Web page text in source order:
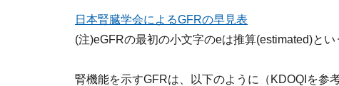
日本腎臓学会によるGFRの早見表
(注)eGFRの最初の小文字のeは推算(estimated)とい
腎機能を示すGFRは、以下のように（KDOQIを参